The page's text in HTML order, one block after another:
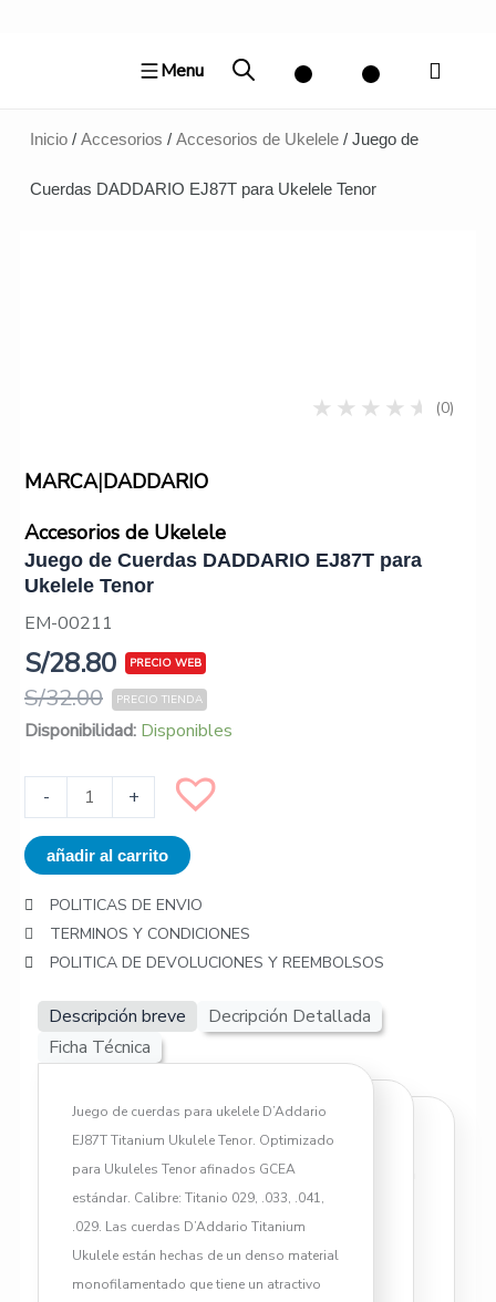
Menu
Inicio/ Accesorios / Accesorios de Ukelele/ Juego de
Cuerdas DADDARIO EJ87T para Ukelele Tenor
(0)
MARCA|DADDARIO
Accesorios de Ukelele
Juego de Cuerdas DADDARIO EJ87T para
Ukelele Tenor
EM-00211
S/32.00
S/28.80
Disponibilidad: Disponibles
-
Juego
Cuerdas
DADDARIO
EJ87T
para
Ukelele
Tenor
cantidad
+
añadir al carrito
POLITICAS DE ENVIO
TERMINOS Y CONDICIONES
POLITICA DE DEVOLUCIONES Y REEMBOLSOS
Descripción breve
Decripción Detallada
Ficha Técnica
Juego de cuerdas para ukelele D’Addario
EJ87T Titanium Ukulele Tenor. Optimizado
para Ukuleles Tenor afinados GCEA
estándar. Calibre: Titanio 029, .033, .041,
.029. Las cuerdas D’Addario Titanium
Ukulele están hechas de un denso material
monofilamentado que tiene un atractivo
El Juego de Cuerdas DADDARIO
EJ87T para Ukelele Tenor es una
excelente opción para músicos
que buscan un sonido brillante y
equilibrado en su ukelele.
Fabricadas con materiales de alta